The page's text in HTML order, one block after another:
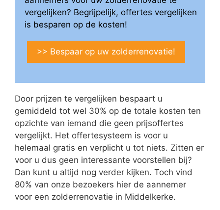
vergelijken? Begrijpelijk, offertes vergelijken
is besparen op de kosten!
>> Bespaar op uw zolderrenovatie!
Door prijzen te vergelijken bespaart u
gemiddeld tot wel 30% op de totale kosten ten
opzichte van iemand die geen prijsoffertes
vergelijkt. Het offertesysteem is voor u
helemaal gratis en verplicht u tot niets. Zitten er
voor u dus geen interessante voorstellen bij?
Dan kunt u altijd nog verder kijken. Toch vind
80% van onze bezoekers hier de aannemer
voor een zolderrenovatie in Middelkerke.